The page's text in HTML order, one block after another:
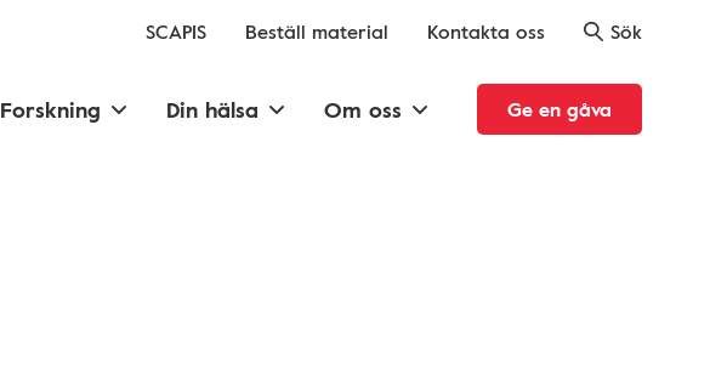
SCAPIS Beställ material Kontakta oss Sök
Forskning Din hälsa Om oss Ge en gåva